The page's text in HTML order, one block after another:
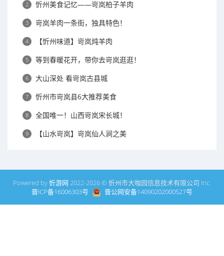
2 忻州美食记忆——岢岚柏子羊肉
3 岢岚羊肉一条街，独具特色！
4 【忻州味道】岢岚炖羊肉
5 等到春暖花开，带你去岢岚逛逛！
6 大山深处 看岢岚古县城
7 忻州市岢岚县6大推荐美食
8 全国唯一！山西岢岚宋长城！
9 【山水岢岚】岢岚仙人涧之美
Powered by忻游网 2022-2026 © 忻州市大咖园信息技术有限公司 Inc.
晋ICP备16006303号
晋公网安备14090202000527号